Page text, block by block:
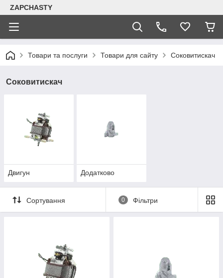
ZAPCHASTY
Товари та послуги Товари для сайту Соковитискач
Соковитискач
Двигун Додатково
Сортування 0 Фільтри